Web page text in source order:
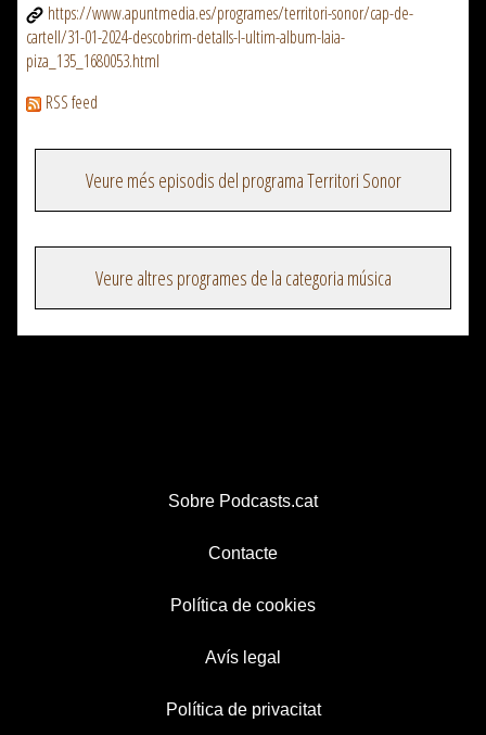
https://www.apuntmedia.es/programes/territori-sonor/cap-de-
cartell/31-01-2024-descobrim-detalls-l-ultim-album-laia-
piza_135_1680053.html
RSS feed
Veure més episodis del programa Territori Sonor
Veure altres programes de la categoria música
Sobre Podcasts.cat
Contacte
Política de cookies
Avís legal
Política de privacitat